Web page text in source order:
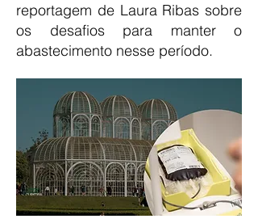
reportagem de Laura Ribas sobre
os desafios para manter o
abastecimento nesse período.